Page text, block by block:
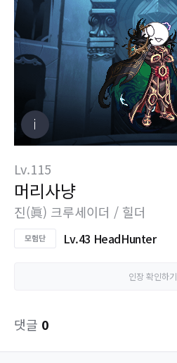
Lv.115
머리사냥
진(眞) 크루세이더 / 힐더
Lv.43 HeadHunter
인장 확인하기
댓글 0